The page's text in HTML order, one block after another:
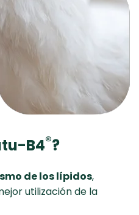
B4®?
de los lípidos,
utilización de la